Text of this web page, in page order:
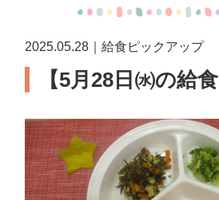
2025.05.28｜給食ピックアップ
【5月28日㈬の給